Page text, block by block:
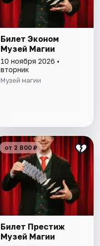
Билет Эконом
Музей Магии
10 ноября 2026 •
вторник
Музей магии
от 2 800 ₽
Билет Престиж
Музей Магии